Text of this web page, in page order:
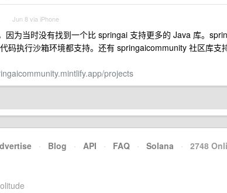
Jun 8 via iPhone
因为当时没有找到一个比 springai 支持更多的 Java 库。
码执行沙箱环境都支持。还有 springaicommunity 社区库支持
projects
· Blog · API · FAQ · Solana · 2748